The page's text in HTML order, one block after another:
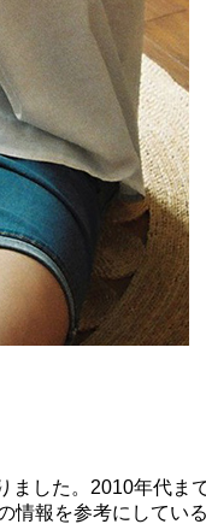
した。2010年代
報を参考にしてい